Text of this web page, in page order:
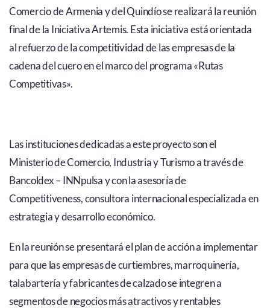
Comercio de Armenia y del Quindío se realizará la reunión
final de la Iniciativa Artemis. Esta iniciativa está orientada
al refuerzo de la competitividad de las empresas de la
cadena del cuero en el marco del programa «Rutas
Competitivas».
Las instituciones dedicadas a este proyecto son el
Ministerio de Comercio, Industria y Turismo a través de
Bancoldex – INNpulsa y con la asesoría de
Competitiveness, consultora internacional especializada en
estrategia y desarrollo económico.
En la reunión se presentará el plan de acción a implementar
para que las empresas de curtiembres, marroquinería,
talabartería y fabricantes de calzado se integren a
segmentos de negocios más atractivos y rentables